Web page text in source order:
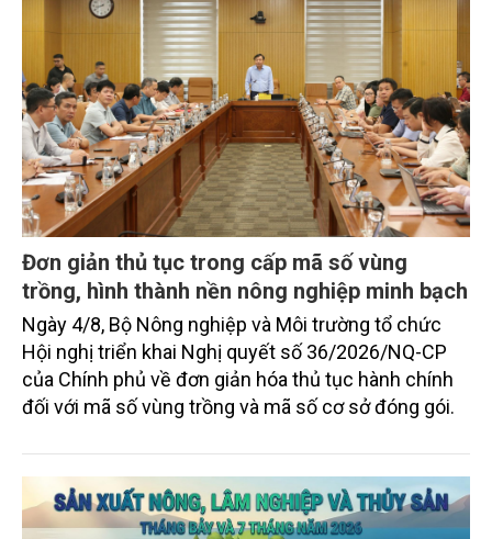
Đơn giản thủ tục trong cấp mã số vùng
trồng, hình thành nền nông nghiệp minh bạch
Ngày 4/8, Bộ Nông nghiệp và Môi trường tổ chức
Hội nghị triển khai Nghị quyết số 36/2026/NQ-CP
của Chính phủ về đơn giản hóa thủ tục hành chính
đối với mã số vùng trồng và mã số cơ sở đóng gói.